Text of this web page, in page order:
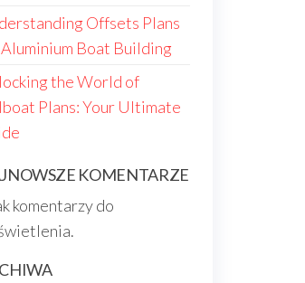
Offsets Plans
Boat Building
the World of
Plans: Your Ultimate
KOMENTARZE
komentarzy do